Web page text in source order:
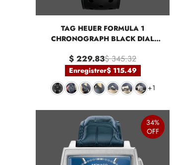
TAG HEUER FORMULA 1
CHRONOGRAPH BLACK DIAL
$ 229.83$ 345.32
Enregistrer$ 115.49
+1
34%
OFF